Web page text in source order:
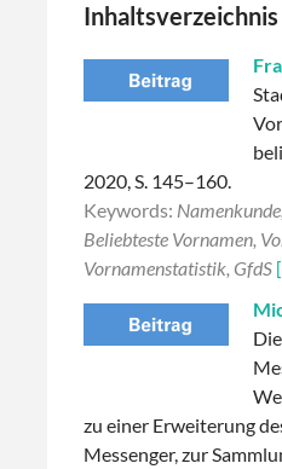
Inhaltsverzeichnis
2020, S. 145–160.
Keywords:
Beliebteste Vornamen,
Vornamenstatistik, GfdS
zu einer Erweiterung
Messenger, zur